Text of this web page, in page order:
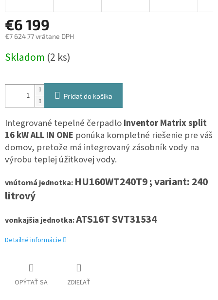
€6 199
€7 624,77 vrátane DPH
cena:
Skladom (2 ks)
Pridať do košíka
Integrované tepelné čerpadloInventor Matrix split
16 kW ALL IN ONE ponúka kompletné riešenie pre váš
domov, pretože má integrovaný zásobník vody na
výrobu teplej úžitkovej vody.
vnútorná jednotka: HU160WT240T9; variant: 240
litrový
vonkajšia jednotka:ATS16T SVT31534
Detailné informácie
OPÝTAŤ SA ZDIEĽAŤ